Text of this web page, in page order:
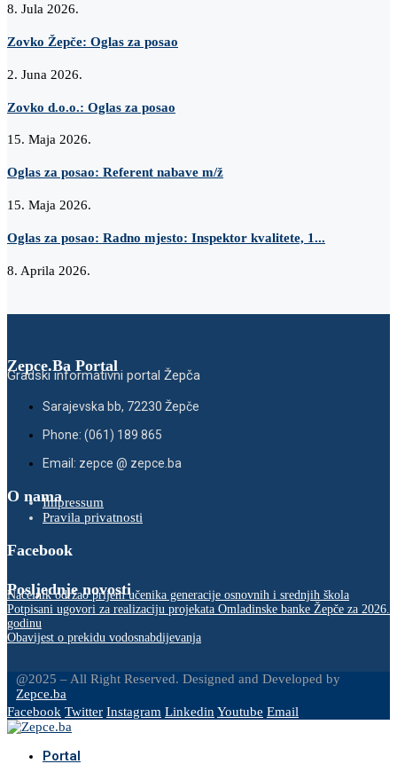
8. Jula 2026.
Zovko Žepče: Oglas za posao
2. Juna 2026.
Zovko d.o.o.: Oglas za posao
15. Maja 2026.
Oglas za posao: Referent nabave m/ž
15. Maja 2026.
Oglas za posao: Radno mjesto: Inspektor kvalitete, 1...
8. Aprila 2026.
Zepce.Ba Portal
Gradski informativni portal Žepča
Sarajevska bb, 72230 Žepče
Phone: (061) 189 865
Email: zepce @ zepce.ba
O namaImpressum
Pravila privatnosti
Facebook
Posljednje novosti
Načelnik održao prijem učenika generacije osnovnih i srednjih škola
Potpisani ugovori za realizaciju projekata Omladinske banke Žepče za 2026.
godinu
Obavijest o prekidu vodosnabdijevanja
@2025 – All Right Reserved. Designed and Developed by
Zepce.ba
Facebook Twitter Instagram LinkedinYoutube Email
Portal